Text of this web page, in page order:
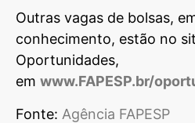
Outras vagas de bolsas,
conhecimento, estão no
Oportunidades,
em www.FAPESP.br/
Fonte: Agência FAPESP